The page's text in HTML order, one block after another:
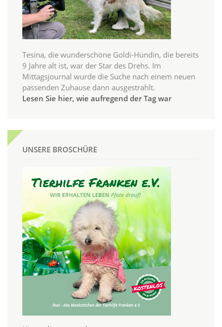
Tesina, die wunderschöne Goldi-Hündin, die bereits
9 Jahre alt ist, war der Star des Drehs. Im
Mittagsjournal wurde die Suche nach einem neuen
passenden Zuhause dann ausgestrahlt.
Lesen Sie hier, wie aufregend der Tag war
UNSERE BROSCHÜRE